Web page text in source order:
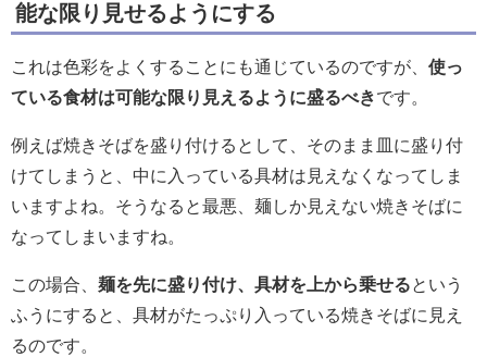
能な限り見せるようにする
これは色彩をよくすることにも通じているのですが、 使っ
ている食材は可能な限り見えるように盛るべきです。
例えば焼きそばを盛り付けるとして、そのまま皿に盛り付
けてしまうと、中に入っている具材は見えなくなってしま
いますよね。そうなると最悪、麺しか見えない焼きそばに
なってしまいますね。
この場合、 麺を先に盛り付け、具材を上から乗せるという
ふうにすると、具材がたっぷり入っている焼きそばに見え
るのです。